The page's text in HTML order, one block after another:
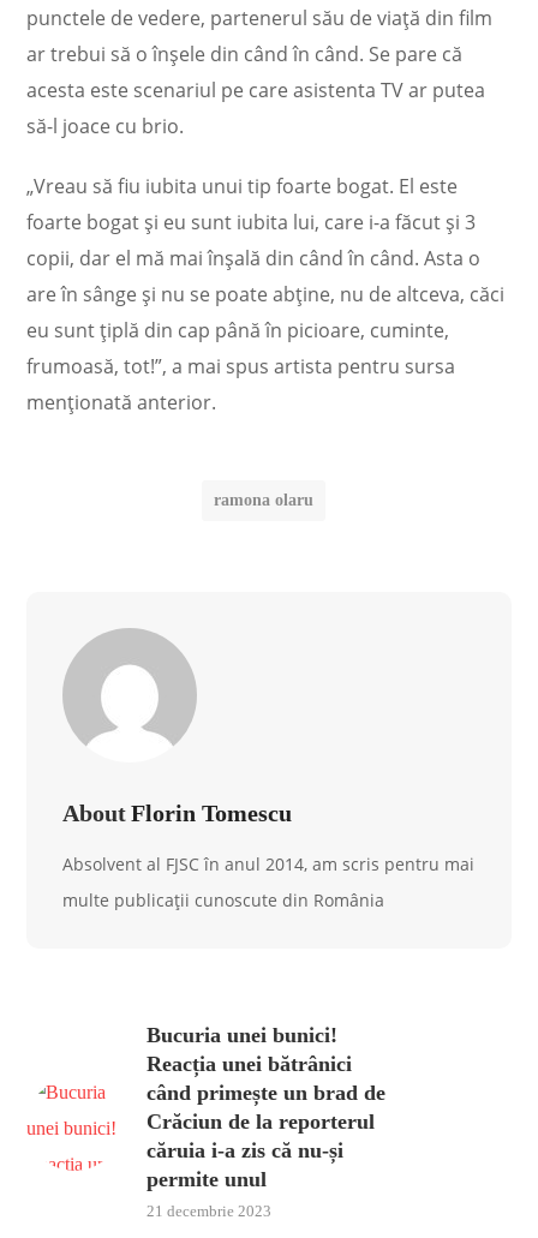
punctele de vedere, partenerul său de viață din film
ar trebui să o înșele din când în când. Se pare că
acesta este scenariul pe care asistenta TV ar putea
să-l joace cu brio.
„Vreau să fiu iubita unui tip foarte bogat. El este
foarte bogat și eu sunt iubita lui, care i-a făcut și 3
copii, dar el mă mai înșală din când în când. Asta o
are în sânge și nu se poate abține, nu de altceva, căci
eu sunt țiplă din cap până în picioare, cuminte,
frumoasă, tot!”, a mai spus artista pentru sursa
menționată anterior.
ramona olaru
About Florin Tomescu
Absolvent al FJSC în anul 2014, am scris pentru mai
multe publicații cunoscute din România
Bucuria unei bunici!
Reacția unei bătrânici
când primește un brad de
Crăciun de la reporterul
căruia i-a zis că nu-și
permite unul
21 decembrie 2023